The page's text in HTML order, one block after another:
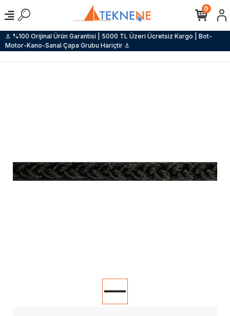
⚓ %100 Orijinal Ürün Garantisi | 5000 TL Üzeri Ücretsiz Kargo | Bot-
Motor-Kano-Sanal Çapa Grubu Hariçtir ⚓
0